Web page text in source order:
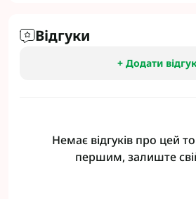
Відгуки
+ Додати
Немає відгуків про цей
першим, залиште